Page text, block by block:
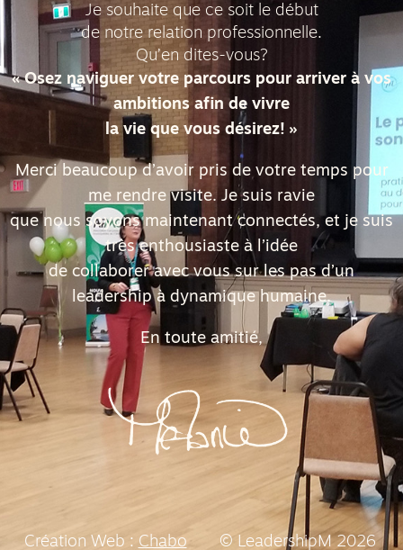
Je souhaite que ce soit le début
de notre relation professionnelle.
Qu’en dites-vous?
« Osez naviguer votre parcours pour arriver à vos
ambitions afin de vivre
la vie que vous désirez! »
Merci beaucoup d’avoir pris de votre temps pour
me rendre visite. Je suis ravie
que nous soyons maintenant connectés, et je suis
très enthousiaste à l’idée
de collaborer avec vous sur les pas d’un
leadership à dynamique humaine.
En toute amitié,
© LeadershipM 2026
Création Web : Chabo